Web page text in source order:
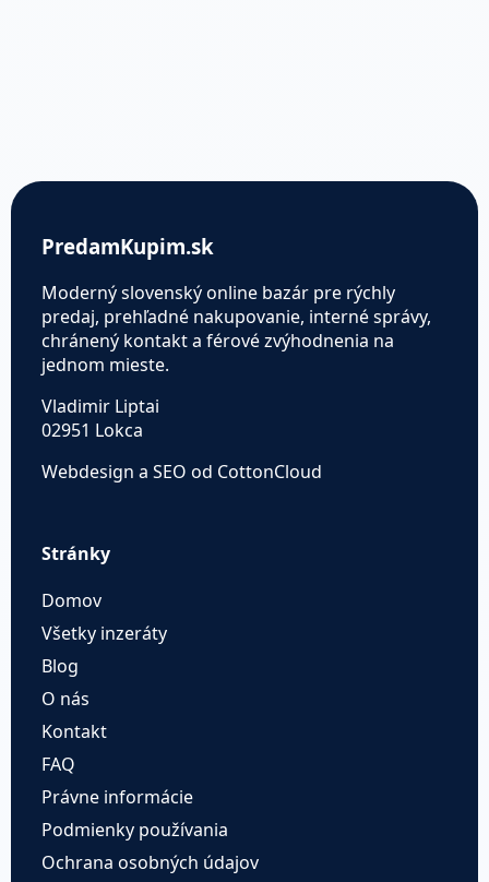
PredamKupim.sk
Moderný slovenský online bazár pre rýchly
predaj, prehľadné nakupovanie, interné správy,
chránený kontakt a férové zvýhodnenia na
jednom mieste.
Vladimir Liptai
02951 Lokca
Webdesign a SEO od CottonCloud
Stránky
Domov
Všetky inzeráty
Blog
O nás
Kontakt
FAQ
Právne informácie
Podmienky používania
Ochrana osobných údajov